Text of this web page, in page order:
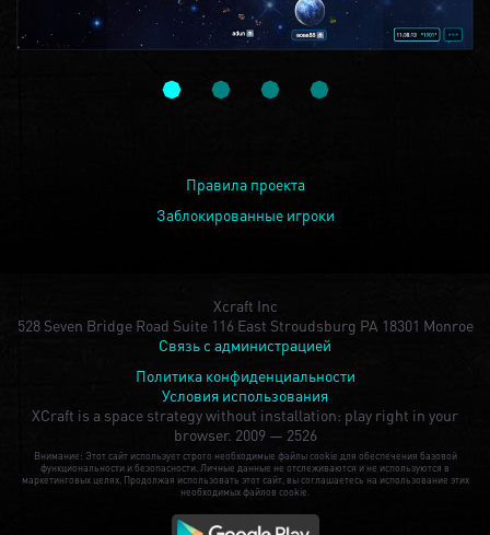
Правила проекта
Заблокированные игроки
Xcraft Inc
528 Seven Bridge Road Suite 116 East Stroudsburg PA 18301 Monroe
Связь с администрацией
Политика конфиденциальности
Условия использования
XCraft is a space strategy without installation: play right in your
browser. 2009 — 2526
Внимание: Этот сайт использует строго необходимые файлы cookie для обеспечения базовой
функциональности и безопасности. Личные данные не отслеживаются и не используются в
маркетинговых целях. Продолжая использовать этот сайт, вы соглашаетесь на использование этих
необходимых файлов cookie.